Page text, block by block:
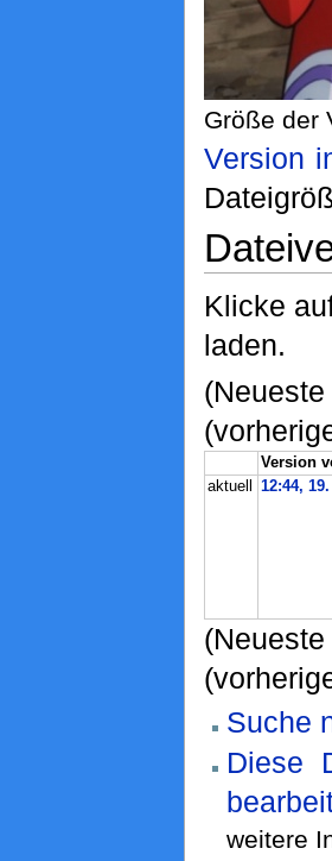
Größe der
Version
Klicke
laden.
Version
aktuell
12:44,
Suche
Diese
weitere